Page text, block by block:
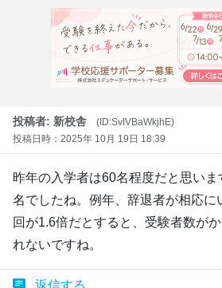
投稿者: 新校舎
(ID:SvIVBaWkjhE)
投稿日時：2025年 10月 19日 18:39
昨年の入学者は60名程度だと思い
名でしたね。例年、辞退者が相応に
回が1.6倍だとすると、受験者数が
れないですね。
返信する